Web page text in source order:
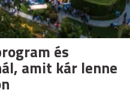
és
amit kár lenne